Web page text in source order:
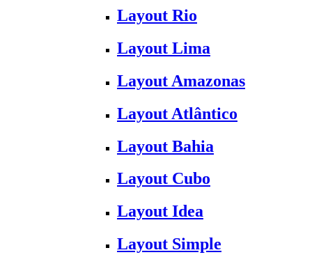
Layout Rio
Layout Lima
Layout Amazonas
Layout Atlântico
Layout Bahia
Layout Cubo
Layout Idea
Layout Simple